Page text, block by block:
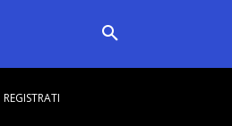
REGISTRATI